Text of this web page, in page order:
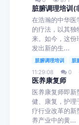
脏腑调理培训(
在浩瀚的中华医
的疗法，以其独
来。如今，这份
发出新的生...
脏腑调理培训 脏
11:29:08
0
医养康复师
医养康复师即新
健、康复，护理
疗行业改革的新
养产业中的黄...